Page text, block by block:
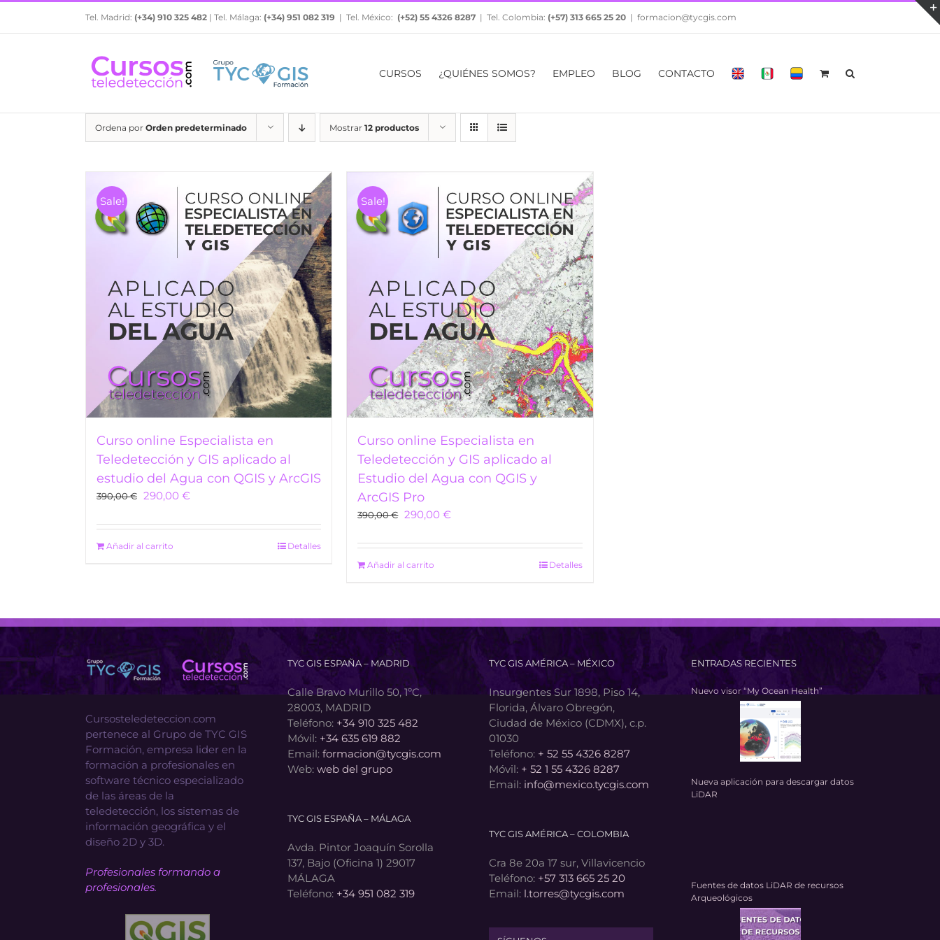
Saltar
contenido
Tel. Madrid: (+34) 910 325 482 | Tel. Málaga: (+34) 951 082 319 | Tel. México: (+52) 55 4326 8287 | Tel. Colombia: (+57) 313 665 25 20 | formacion@tycgis.com
CURSOS ¿QUIÉNES SOMOS? EMPLEO BLOG CONTACTO
Ordena por Orden predeterminado Mostrar 12 productos
Sale!
Curso online Especialista en
Teledetección y GIS aplicado al
estudio del Agua con QGIS y ArcGIS
390,00€ Original
was:
390,00 €.
290,00 €
is:
Añadir al carrito Detalles
Sale!
Curso online Especialista en
Teledetección y GIS aplicado al
Estudio del Agua con QGIS y
ArcGIS Pro
390,00€ Original
was:
390,00 €.
290,00€
is:
Añadir al carrito Detalles
Cursosteledeteccion.com
pertenece al Grupo de TYC GIS
Formación, empresa lider en la
formación a profesionales en
software técnico especializado
de las áreas de la
teledetección, los sistemas de
información geográfica y el
diseño 2D y 3D.
Profesionales formando a
profesionales.
TYC GIS ESPAÑA – MADRID
Calle Bravo Murillo 50, 1ºC,
28003, MADRID
Teléfono: +34 910 325 482
Móvil: +34 635 619 882
Email: formacion@tycgis.com
Web: web del grupo
TYC GIS ESPAÑA – MÁLAGA
Avda. Pintor Joaquín Sorolla
137, Bajo (Oficina 1) 29017
MÁLAGA
Teléfono: +34 951 082 319
TYC GIS AMÉRICA – MÉXICO
Insurgentes Sur 1898, Piso 14,
Florida, Álvaro Obregón,
Ciudad de México (CDMX), c.p.
01030
Teléfono: + 52 55 4326 8287
Móvil: + 52 1 55 4326 8287
Email: info@mexico.tycgis.com
TYC GIS AMÉRICA – COLOMBIA
Cra 8e 20a 17 sur, Villavicencio
Teléfono: +57 313 665 25 20
Email: l.torres@tycgis.com
ENTRADAS RECIENTES
Nuevo visor “My Ocean Health”
Nueva aplicación para descargar datos
LiDAR
Fuentes de datos LiDAR de recursos
Arqueológicos